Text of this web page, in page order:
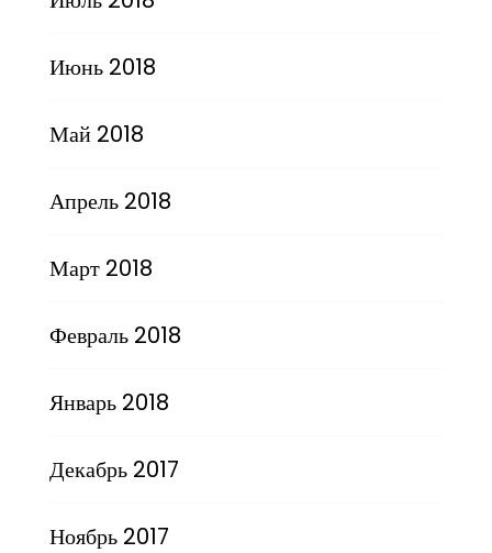
Июнь 2018
Май 2018
Апрель 2018
Март 2018
Февраль 2018
Январь 2018
Декабрь 2017
Ноябрь 2017